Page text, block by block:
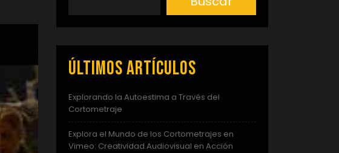
Últimos artículos
Explorando la Autoestima a Través del
Cortometraje
Explora el Mundo de los Cortometrajes en
Vimeo: Creatividad Audiovisual en Acción